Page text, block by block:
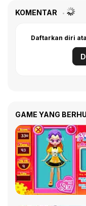
KOMENTAR
Daftarkan diri
GAME YANG